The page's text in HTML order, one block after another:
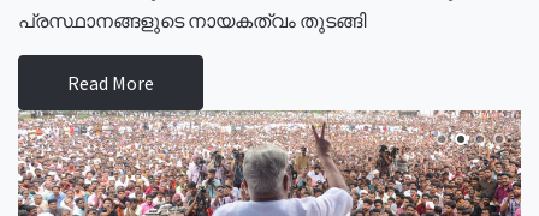
പ്രസ്ഥാനങ്ങളുടെ നായകത്വം തുടങ്ങി
Read More